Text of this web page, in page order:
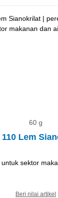
60 g
110 Lem
sektor
Beri nilai artikel